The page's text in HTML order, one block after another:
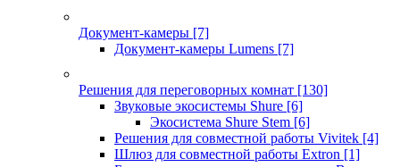
Документ-камеры [7]
Документ-камеры Lumens [7]
Решения для переговорных комнат [130]
Звуковые экосистемы Shure [6]
Экосистема Shure Stem [6]
Решения для совместной работы Vivitek [4]
Шлюз для совместной работы Extron [1]